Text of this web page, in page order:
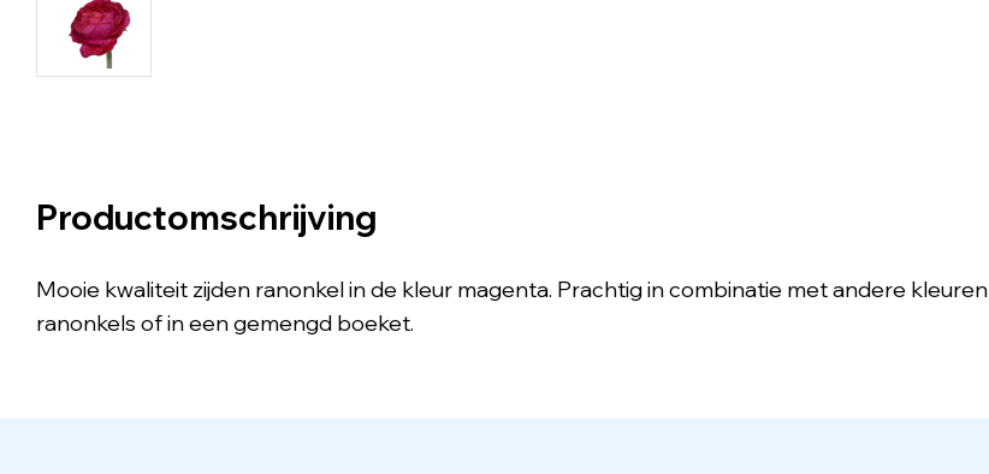
Productomschrijving
Mooie kwaliteit zijden ranonkel in de kleur magenta. Prachtig in combinatie met andere kleuren
ranonkels of in een gemengd boeket.